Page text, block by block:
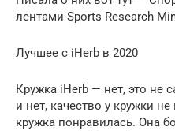
лентами Sports Research
Лучшее с iHerb в 2020
Кружка iHerb — нет, это не
и нет, качество у кружки
кружка понравилась. Она